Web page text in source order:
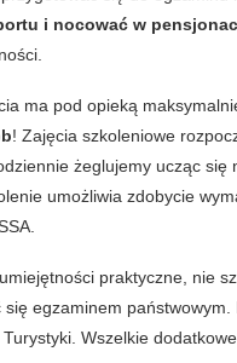
i nocować w
ma pod opieką
! Zajęcia szkoleniowe
żeglujemy ucząc
umożliwia zdobycie
praktyczne, nie
egzaminem
Wszelkie